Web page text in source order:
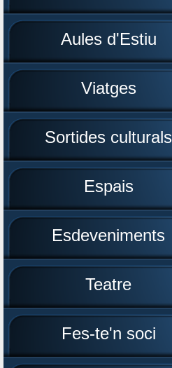
Aules d'Estiu
Viatges
Sortides culturals
Espais
Esdeveniments
Teatre
Fes-te'n soci